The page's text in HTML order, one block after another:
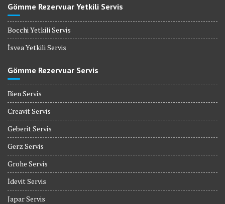
Gömme Rezervuar Yetkili Servis
Bocchi Yetkili Servis
İsvea Yetkili Servis
Gömme Rezervuar Servis
Bien Servis
Creavit Servis
Geberit Servis
Gerz Servis
Grohe Servis
İdevit Servis
Japar Servis